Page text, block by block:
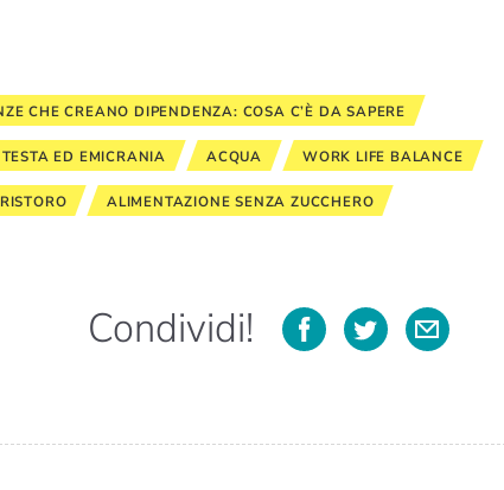
CHE CREANO DIPENDENZA: COSA C’È DA SAPERE
ED EMICRANIA ACQUA WORK LIFE BALANCE
ALIMENTAZIONE SENZA ZUCCHERO
Condividi!